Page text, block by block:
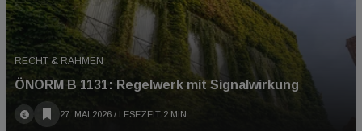
RECHT & RAHMEN
ÖNORM B 1131: Regelwerk mit Signalwirkung
27. MAI 2026 / LESEZEIT 2 MIN